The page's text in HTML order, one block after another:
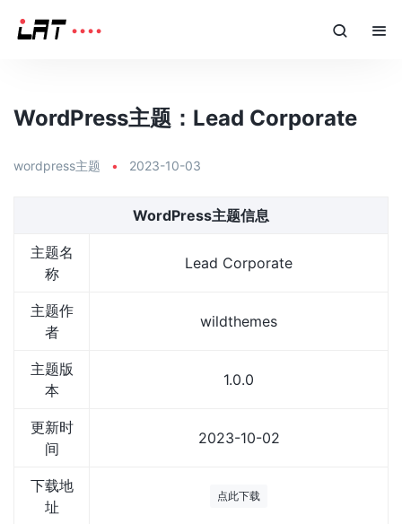
WordPress主题：Lead Corporate
wordpress主题 • 2023-10-03
WordPress主题信息
主题名
称
Lead Corporate
主题作
者
wildthemes
主题版
本
1.0.0
更新时
间
2023-10-02
下载地
址
点此下载